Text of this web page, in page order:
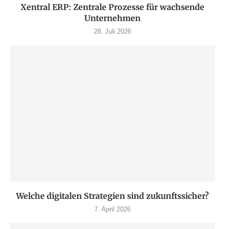
Xentral ERP: Zentrale Prozesse für wachsende
Unternehmen
28. Juli 2026
Welche digitalen Strategien sind zukunftssicher?
7. April 2026